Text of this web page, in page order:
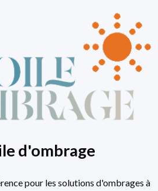
d'ombrage
pour les solutions d'ombrages à